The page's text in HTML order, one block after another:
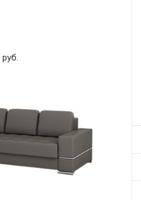
руб.